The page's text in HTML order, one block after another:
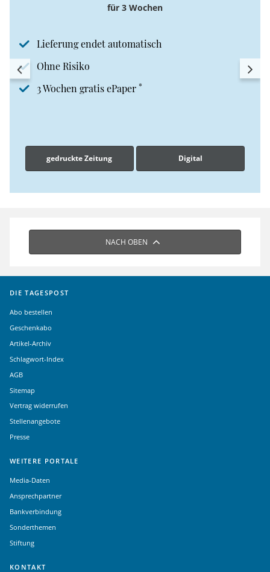
für 3 Wochen
Lieferung endet automatisch
Ohne Risiko
3 Wochen gratis ePaper *
gedruckte Zeitung Digital
NACH OBEN
DIE TAGESPOST
Abo bestellen
Geschenkabo
Artikel-Archiv
Schlagwort-Index
AGB
Sitemap
Vertrag widerrufen
Stellenangebote
Presse
WEITERE PORTALE
Media-Daten
Ansprechpartner
Bankverbindung
Sonderthemen
Stiftung
KONTAKT